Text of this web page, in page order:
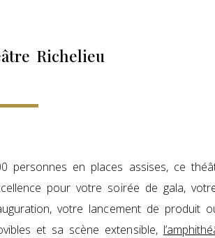
Richelieu
personnes en places assises, ce
pour votre soirée de gala,
votre lancement de produit
et sa scène extensible,